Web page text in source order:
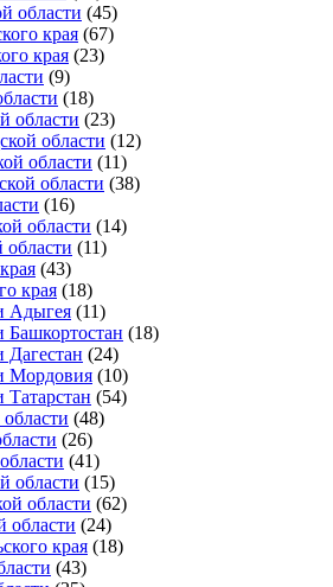
области (45)
края (67)
края (23)
(9)
(18)
области (23)
области (12)
области (11)
области (38)
(16)
области (14)
(11)
(43)
края (18)
Адыгея (11)
(18)
(24)
Мордовия (10)
(54)
(48)
(26)
(41)
области (15)
области (62)
области (24)
края (18)
(43)